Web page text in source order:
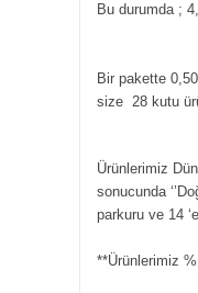
Bu durumda ;
(4,00mt
Bir pakette
size 28 kutu
Ürünlerimiz
sonucunda
parkuru ve 14
**Ürünlerimiz